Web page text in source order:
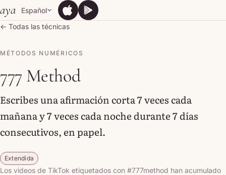
Skip to content
aya Español App Store
App StoreGoogle Play
Google Play
← Todas las técnicas
MÉTODOS NUMÉRICOS
777 Method
Escribes una afirmación corta 7 veces cada
mañana y 7 veces cada noche durante 7 días
consecutivos, en papel.
Extendida
Los videos de TikTok etiquetados con #777method han acumulado